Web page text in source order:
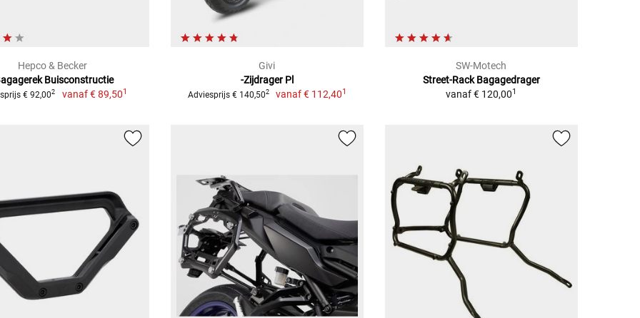
Hepco & Becker
Buisconstructie
€ 92,002 vanaf€ 89,501
Givi
-Zijdrager Pl
Adviesprijs € 140,502 vanaf€ 112,401
SW-Motech
Street-Rack Bagagedrager
vanaf€ 120,001